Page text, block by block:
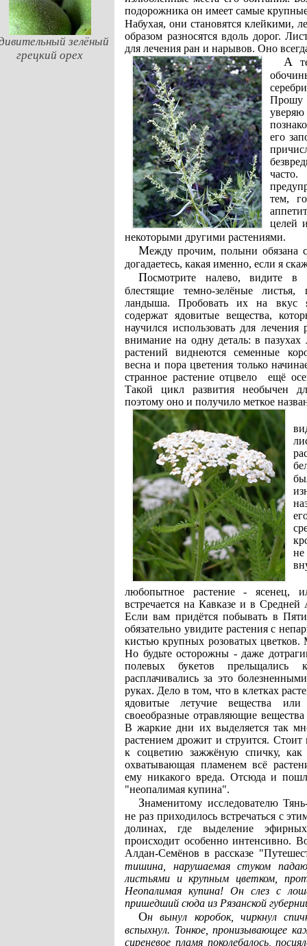
зелёный
грецкий орех
подорожника он имеет самые
Набухая, они становятся клейкими,
образом разносятся вдоль дорог.
для лечения ран и нарывов. Оно
А теперь обратите внимание на высокое растение у
Прошу
его
тем,
целей
некоторыми другими растениями.
Между прочим, полыни обязана своим названием одна из марок вина. Вы без труда
догадаетесь, какая именно, если я
Посмотрите налево, видите в стороне от дороги
блестящие темно-зелёные
ландыша. Пробовать их на вкус
содержат ядовитые вещества,
научился использовать для
внимание на одну деталь: в пазухах
растений виднеются семенные
весна и пора цветения только
странное растение отцвело ещё
Такой цикл развития необычен
поэтому оно и получило меткое
любопытное растение - ясенец,
встречается на Кавказе и в
Если вам придётся побывать в
обязательно увидите растения с
кистью крупных розоватых
Но будьте осторожны - даже
полевых букетов прельщались
расплачивались за это
руках. Дело в том, что в клетках
ядовитые летучие вещества
своеобразные отравляющие
В жаркие дни их выделяется так
растением дрожит и струится. Стоит
к соцветию зажжёную спичку, как
охватывающая пламенем всё
ему никакого вреда. Отсюда и
"неопалимая купина".
Знаменитому исследователю Тянь-Шаня П.П.Семёнову
не раз приходилось встречаться с
долинах, где выделение
происходит особенно интенсивно.
Алдан-Семёнов в рассказе
тишина, нарушаемая стуком
листьями и крупным цветком,
Неопалимая купина! Он слез с
пришедший сюда из Рязанской
Он вынул коробок, чиркнул спичку, поднёс к неопалимой купине. Весь куст сразу
вспыхнул. Тонкое, пронизывающее
сиреневое пламя поколебалось,